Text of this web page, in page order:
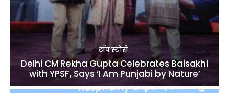
टॉप स्टोरी
Delhi CM Rekha Gupta Celebrates Baisakhi
with YPSF, Says ‘I Am Punjabi by Nature’